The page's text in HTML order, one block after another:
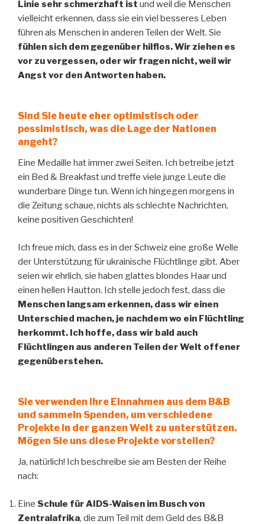
Linie sehr schmerzhaft ist und weil die Menschen
vielleicht erkennen, dass sie ein viel besseres Leben
führen als Menschen in anderen Teilen der Welt. Sie
fühlen sich dem gegenüber hilflos. Wir ziehen es
vor zu vergessen, oder wir fragen nicht, weil wir
Angst vor den Antworten haben.
Sind Sie heute eher optimistisch oder
pessimistisch, was die Lage der Nationen
angeht?
Eine Medaille hat immer zwei Seiten. Ich betreibe jetzt
ein Bed & Breakfast und treffe viele junge Leute die
wunderbare Dinge tun. Wenn ich hingegen morgens in
die Zeitung schaue, nichts als schlechte Nachrichten,
keine positiven Geschichten!
Ich freue mich, dass es in der Schweiz eine große Welle
der Unterstützung für ukrainische Flüchtlinge gibt. Aber
seien wir ehrlich, sie haben glattes blondes Haar und
einen hellen Hautton. Ich stelle jedoch fest, dass die
Menschen langsam erkennen, dass wir einen
Unterschied machen, je nachdem wo ein Flüchtling
herkommt. Ich hoffe, dass wir bald auch
Flüchtlingen aus anderen Teilen der Welt offener
gegenüberstehen.
Sie verwenden Ihre Einnahmen aus dem B&B
und sammeln Spenden, um verschiedene
Projekte in der ganzen Welt zu unterstützen.
Mögen Sie uns diese Projekte vorstellen?
Ja, natürlich! Ich beschreibe sie am Besten der Reihe
nach:
Eine Schule für AIDS-Waisen im Busch von
Zentralafrika, die zum Teil mit dem Geld des B&B